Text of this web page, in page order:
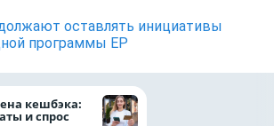
оставлять инициативы
программы ЕР
кешбэка:
и спрос